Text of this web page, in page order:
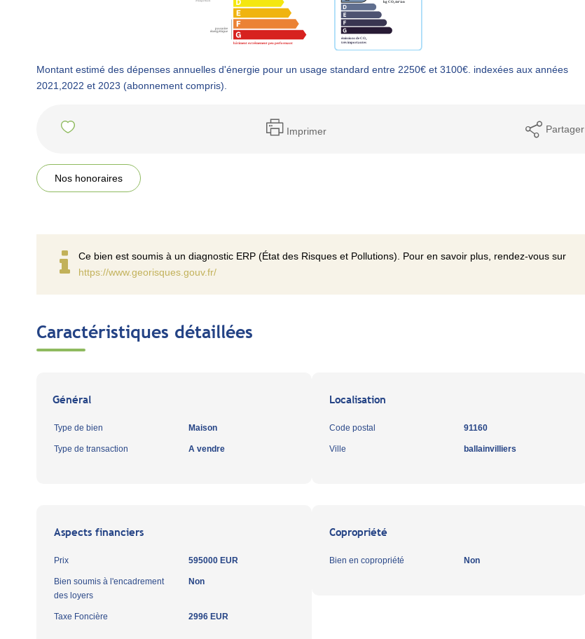
Montant estimé des dépenses annuelles d'énergie pour un usage standard entre 2250€ et 3100€. indexées aux années
2021,2022 et 2023 (abonnement compris).
Imprimer Partager
Nos honoraires
Ce bien est soumis à un diagnostic ERP (État des Risques et Pollutions). Pour en savoir plus, rendez-vous sur
https://www.georisques.gouv.fr/
Caractéristiques détaillées
Général
Type de bien Maison
Type de transaction A vendre
Localisation
Code postal 91160
Ville ballainvilliers
Aspects financiers
Prix 595000 EUR
Bien soumis à l'encadrement
des loyers
Non
Taxe Foncière 2996 EUR
Copropriété
Bien en copropriété Non